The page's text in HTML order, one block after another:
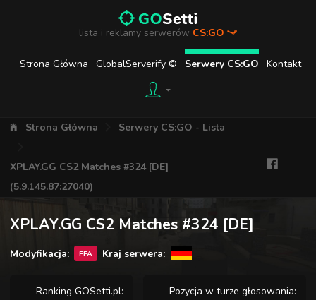
lista i reklamy serwerów CS:GO
Strona Główna GlobalServerify © Serwery CS:GO Kontakt
Strona Główna Serwery CS:GO - Lista
XPLAY.GG CS2 Matches #324 [DE]
(5.9.145.87:27040)
XPLAY.GG CS2 Matches #324 [DE]
Modyfikacja: FFA Kraj serwera:
Ranking GOSetti.pl: Pozycja w turze głosowania: